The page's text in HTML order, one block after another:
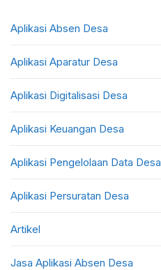
Aplikasi Absen Desa
Aplikasi Aparatur Desa
Aplikasi Digitalisasi Desa
Aplikasi Keuangan Desa
Aplikasi Pengelolaan Data Desa
Aplikasi Persuratan Desa
Artikel
Jasa Aplikasi Absen Desa